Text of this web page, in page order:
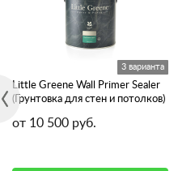
3 варианта
Little Greene Wall Primer Sealer
(Грунтовка для стен и потолков)
от 10 500 руб.